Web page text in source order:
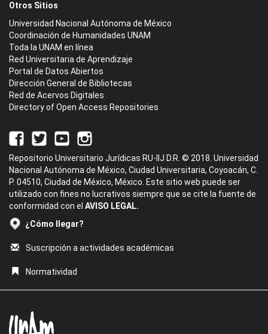
Otros Sitios
Universidad Nacional Autónoma de México
Coordinación de Humanidades UNAM
Toda la UNAM en línea
Red Universitaria de Aprendizaje
Portal de Datos Abiertos
Dirección General de Bibliotecas
Red de Acervos Digitales
Directory of Open Access Repositories
Repositorio Universitario Jurídicas RU-IIJ D.R. © 2018. Universidad
Nacional Autónoma de México, Ciudad Universitaria, Coyoacán, C.
P. 04510, Ciudad de México, México. Este sitio web puede ser
utilizado con fines no lucrativos siempre que se cite la fuente de
conformidad con el AVISO LEGAL.
¿Cómo llegar?
Suscripción a actividades académicas
Normatividad